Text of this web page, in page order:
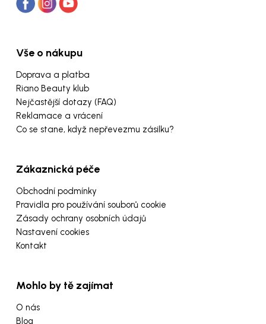
Vše o nákupu
Doprava a platba
Riano Beauty klub
Nejčastější dotazy (FAQ)
Reklamace a vrácení
Co se stane, když nepřevezmu zásilku?
Zákaznická péče
Obchodní podmínky
Pravidla pro používání souborů cookie
Zásady ochrany osobních údajů
Nastavení cookies
Kontakt
Mohlo by tě zajímat
O nás
Blog